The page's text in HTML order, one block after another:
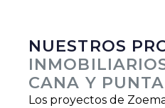
NUESTROS
CANA Y
Los proyectos de